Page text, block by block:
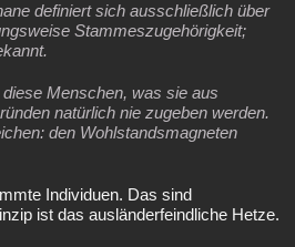
definiert sich ausschließlich über
Stammeszugehörigkeit;
Menschen, was sie aus
natürlich nie zugeben werden.
den Wohlstandsmagneten
Individuen. Das sind
ist das ausländerfeindliche Hetze.